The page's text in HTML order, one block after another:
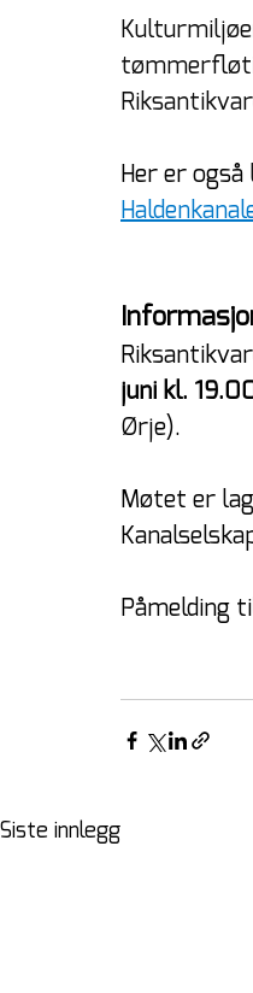
Her er
juni kl.
Ørje).
Møtet er
Påmelding
Siste innlegg